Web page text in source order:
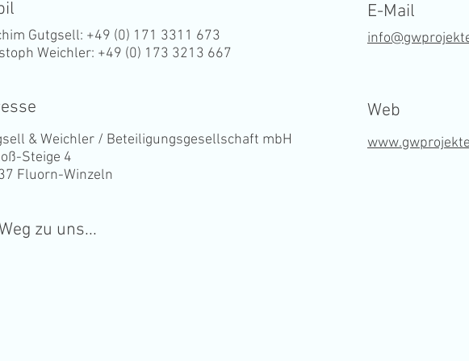
Gutgsell: +49 (0) 171 3311 673
Weichler: +49 (0) 173 3213 667
& Weichler / Beteiligungsgesellschaft mbH
Steige 4
Fluorn-Winzeln
zu uns...
E-Mail
Web